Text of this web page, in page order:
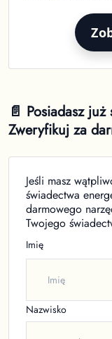
📄 Posiadasz
Zweryfikuj za
Jeśli masz
świadectwa
darmowego
Twojego
Imię
Nazwisko